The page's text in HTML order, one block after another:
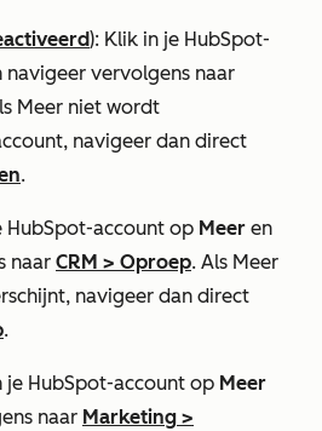
): Klik in je HubSpot-
navigeer vervolgens naar
Meer niet wordt
navigeer dan direct
.
HubSpot-account op Meer en
naar CRM > Oproep. Als Meer
navigeer dan direct
.
je HubSpot-account op Meer
naar Marketing >